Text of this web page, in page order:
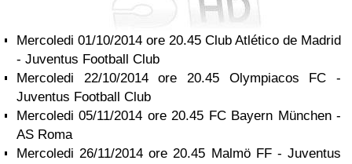
Mercoledi 01/10/2014 ore 20.45 Club Atlético de Madrid
- Juventus Football Club
Mercoledi 22/10/2014 ore 20.45 Olympiacos FC -
Juventus Football Club
Mercoledi 05/11/2014 ore 20.45 FC Bayern München -
AS Roma
Mercoledi 26/11/2014 ore 20.45 Malmö FF - Juventus